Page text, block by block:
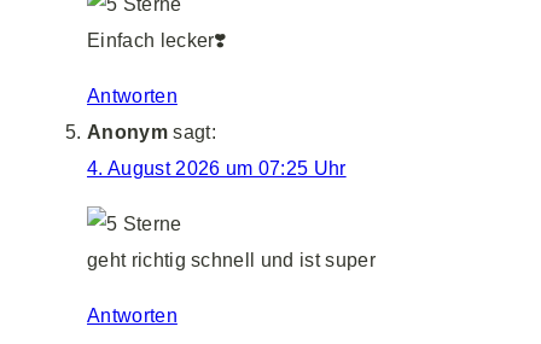
Einfach lecker❣️
Antworten
Anonym sagt:
4. August 2026 um 07:25 Uhr
geht richtig schnell und ist super
Antworten